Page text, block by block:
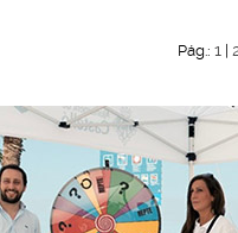
Pág.: 1